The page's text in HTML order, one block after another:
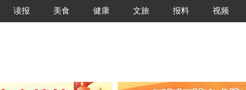
读报 美食 健康 文旅 报料 视频